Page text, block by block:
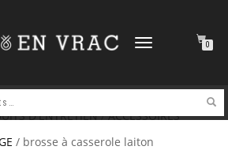
DÉPLIER
0
D'ENTRETIEN/ACCESSOIRES
/ brosse à casserole laiton